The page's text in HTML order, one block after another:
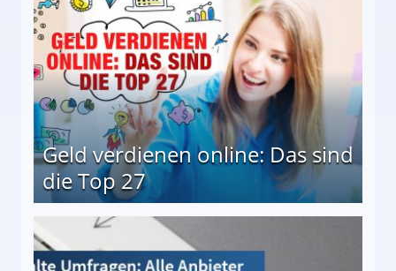
Geld verdienen online: Das sind
die Top 27